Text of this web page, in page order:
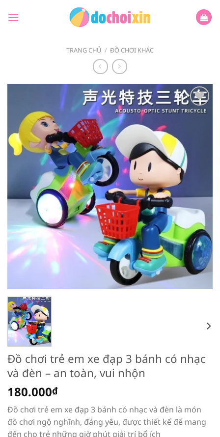
qua
TRANG CHỦ / ĐỒ CHƠI KHÁC
Add to
Đồ chơi trẻ em xe đạp 3 bánh có nhạc
và đèn – an toàn, vui nhộn
180.000₫
Đồ chơi trẻ em xe đạp 3 bánh có nhạc và đèn là món
đồ chơi ngộ nghĩnh, đáng yêu, được thiết kế để mang
đến cho trẻ những giờ phút giải trí bổ ích